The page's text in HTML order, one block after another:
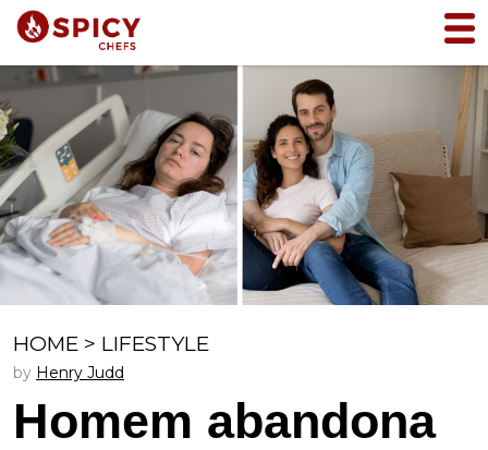
HOME > LIFESTYLE
by Henry Judd
Homem abandona